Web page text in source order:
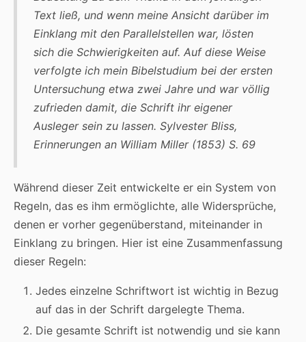
Text ließ, und wenn meine Ansicht darüber im
Einklang mit den Parallelstellen war, lösten
sich die Schwierigkeiten auf. Auf diese Weise
verfolgte ich mein Bibelstudium bei der ersten
Untersuchung etwa zwei Jahre und war völlig
zufrieden damit, die Schrift ihr eigener
Ausleger sein zu lassen. Sylvester Bliss,
Erinnerungen an William Miller (1853) S. 69
Während dieser Zeit entwickelte er ein System von
Regeln, das es ihm ermöglichte, alle Widersprüche,
denen er vorher gegenüberstand, miteinander in
Einklang zu bringen. Hier ist eine Zusammenfassung
dieser Regeln:
Jedes einzelne Schriftwort ist wichtig in Bezug
auf das in der Schrift dargelegte Thema.
Die gesamte Schrift ist notwendig und sie kann